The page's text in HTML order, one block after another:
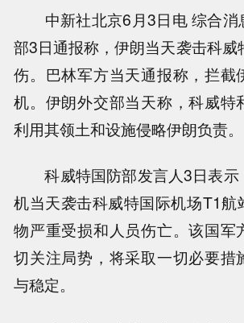
中新社北京6月3日电 综合消
部3日通报称，伊朗当天袭击科威
伤。巴林军方当天通报称，拦截
机。伊朗外交部当天称，科威特
利用其领土和设施侵略伊朗负责。
科威特国防部发言人3日表示
机当天袭击科威特国际机场T1航
物严重受损和人员伤亡。该国军
切关注局势，将采取一切必要措
与稳定。